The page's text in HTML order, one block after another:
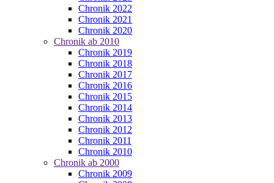
Chronik 2022
Chronik 2021
Chronik 2020
Chronik ab 2010
Chronik 2019
Chronik 2018
Chronik 2017
Chronik 2016
Chronik 2015
Chronik 2014
Chronik 2013
Chronik 2012
Chronik 2011
Chronik 2010
Chronik ab 2000
Chronik 2009